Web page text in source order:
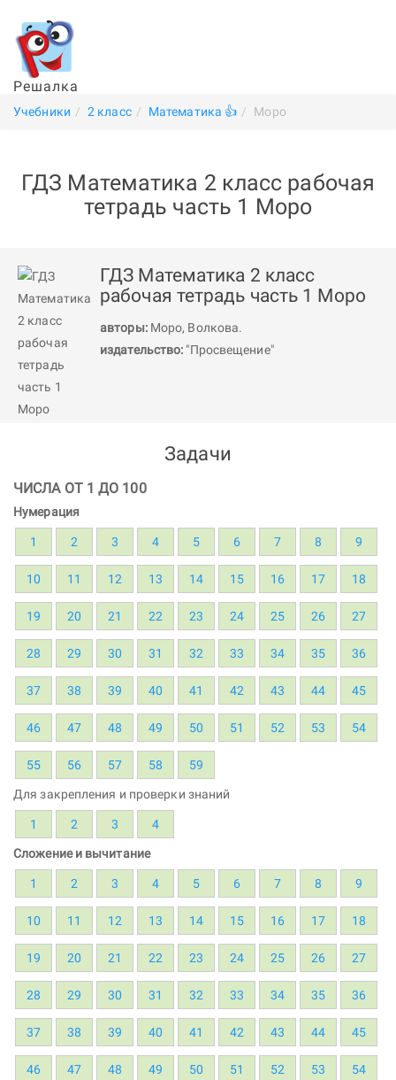
Решалка
Учебники 2 класс Математика 👍 Моро
ГДЗ Математика 2 класс рабочая
тетрадь часть 1 Моро
ГДЗ Математика 2 класс
рабочая тетрадь часть 1 Моро
авторы: Моро, Волкова.
издательство: "Просвещение"
Задачи
ЧИСЛА ОТ 1 ДО 100
Нумерация
1 2 3 4 5 6 7 8 9
10 11 12 13 14 15 16 17 18
19 20 21 22 23 24 25 26 27
28 29 30 31 32 33 34 35 36
37 38 39 40 41 42 43 44 45
46 47 48 49 50 51 52 53 54
55 56 57 58 59
Для закрепления и проверки знаний
1 2 3 4
Сложение и вычитание
1 2 3 4 5 6 7 8 9
10 11 12 13 14 15 16 17 18
19 20 21 22 23 24 25 26 27
28 29 30 31 32 33 34 35 36
37 38 39 40 41 42 43 44 45
46 47 48 49 50 51 52 53 54